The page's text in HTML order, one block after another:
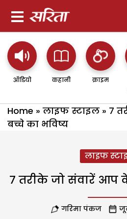
ऑडियो कहानी क्राइम
Home » लाइफ स्टाइल » 7
बच्चे का भविष्य
लाइफ
7 तरीके जो संवारें आप
गरिमा पंकज